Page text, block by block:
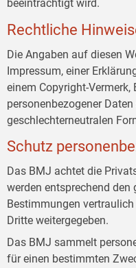
beeinträchtigt wird.
Rechtliche
Die Angaben auf diesen
Impressum, einer
einem Copyright-
personenbezogener
geschlechterneutralen
Schutz
Das BMJ achtet die
werden entsprechend
Bestimmungen
Dritte weitergegeben.
Das BMJ sammelt
für einen bestimmten